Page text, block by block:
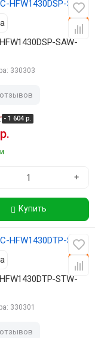
SAW-
330303
- 1 604 р.
+
Купить
STW-
330301